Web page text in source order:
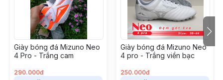
Giày bóng đá Mizuno Neo
4 Pro - Trắng cam
290.000đ
Giày bóng đá Mizuno Neo
4 pro - Trắng viền bạc
250.000đ